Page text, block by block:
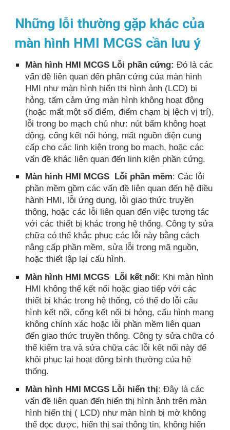
Những lỗi thường gặp khác của
màn hình HMI MCGS cần lưu ý
Màn hình HMI MCGS Lỗi phần cứng: Đó là các
vấn đề liên quan đến phần cứng của màn hình
HMI như màn hình hiển thị hình ảnh (LCD) bị
hỏng, tấm cảm ứng màn hình không hoạt động
(hoặc mất một số điểm, điểm chạm bị lệch vị trí),
lỗi trong bo mạch chủ như: nút bấm không hoạt
động, cổng kết nối hỏng, mất nguồn điện cung
cấp cho các linh kiện trong bo mạch, hoặc các
vấn đề khác liên quan đến linh kiện phần cứng.
Màn hình HMI MCGS Lỗi phần mềm: Các lỗi
phần mềm gồm các vấn đề liên quan đến hệ điều
hành HMI, lỗi ứng dụng, lỗi giao thức truyền
thông, hoặc các lỗi liên quan đến việc tương tác
với các thiết bị khác trong hệ thống. Công ty sửa
chữa có thể khắc phục các lỗi này bằng cách
nâng cấp phần mềm, sửa lỗi trong mã nguồn,
hoặc thiết lập lại cấu hình.
Màn hình HMI MCGS Lỗi kết nối: Khi màn hình
HMI không thể kết nối hoặc giao tiếp với các
thiết bị khác trong hệ thống, có thể do lỗi cấu
hình kết nối, cổng kết nối bị hỏng, cấu hình mạng
không chính xác hoặc lỗi phần mềm liên quan
đến giao thức truyền thông. Công ty sửa chữa có
thể kiểm tra và sửa chữa các lỗi kết nối này để
khôi phục lại hoạt động bình thường của hệ
thống.
Màn hình HMI MCGS Lỗi hiển thị: Đây là các
vấn đề liên quan đến hiển thị hình ảnh trên màn
hình hiển thị ( LCD) như màn hình bị mờ không
thể đọc được, hiển thị sai thông tin, không hiển